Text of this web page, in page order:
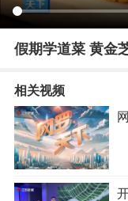
假期学道菜 黄金
相关视频